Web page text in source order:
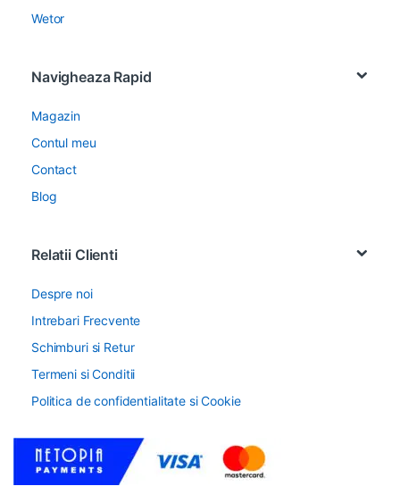
Wetor
Navigheaza Rapid
Magazin
Contul meu
Contact
Blog
Relatii Clienti
Despre noi
Intrebari Frecvente
Schimburi si Retur
Termeni si Conditii
Politica de confidentialitate si Cookie